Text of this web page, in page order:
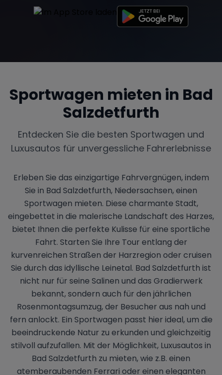
Sportwagen mieten in Bad
Salzdetfurth
Entdecken Sie die besten Sportwagen und
Luxusautos für unvergessliche Fahrerlebnisse
Erleben Sie das einzigartige Fahrvergnügen, indem
Sie in Bad Salzdetfurth, Niedersachsen, einen
Sportwagen mieten. Diese charmante Stadt,
eingebettet in die malerische Landschaft des Harzes,
bietet Ihnen die perfekte Kulisse für eine sportliche
Fahrt. Starten Sie Ihre Tour entlang der
kurvenreichen Straßen der Harzregion oder cruisen
Sie durch das idyllische Leinetal. Bad Salzdetfurth ist
nicht nur für seine Salinen und das Gradierwerk
bekannt, sondern auch für den jährlichen
Rosenmontagsumzug, der Besucher aus nah und
fern anlockt. Ein Sportwagen passt hier ideal, um die
beeindruckende Natur zu erkunden und gleichzeitig
stilvoll aufzufallen. Mit der Möglichkeit, Luxusautos in
Bad Salzdetfurth zu mieten, wie z.B. einen
atemberaubenden Ferrari oder einen eleganten